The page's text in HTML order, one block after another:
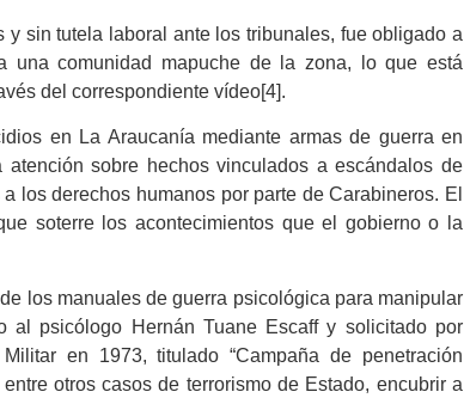
sin tutela laboral ante los tribunales, fue obligado a
una comunidad mapuche de la zona, lo que está
del correspondiente vídeo[4].
en La Araucanía mediante armas de guerra en
sobre hechos vinculados a escándalos de
los derechos humanos por parte de Carabineros. El
soterre los acontecimientos que el gobierno o la
los manuales de guerra psicológica para manipular
psicólogo Hernán Tuane Escaff y solicitado por
en 1973, titulado “Campaña de penetración
otros casos de terrorismo de Estado, encubrir a